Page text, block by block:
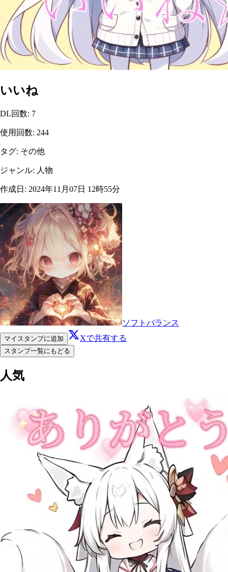
いいね
DL回数: 7
使用回数: 244
タグ: その他
ジャンル: 人物
作成日 : 2024年11月07日 12時55分
ソフトバランス
マイスタンプに追加 Xで共有する
スタンプ一覧にもどる
人気